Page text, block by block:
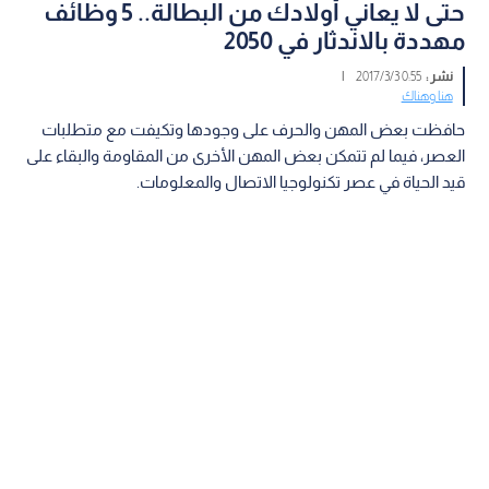
حتى لا يعاني أولادك من البطالة.. 5 وظائف
مهددة بالاندثار في 2050
نشر :0:55 2017/3/3
|
هنا وهناك
حافظت بعض المهن والحرف على وجودها وتكيفت مع متطلبات
العصر، فيما لم تتمكن بعض المهن الأخرى من المقاومة والبقاء على
قيد الحياة في عصر تكنولوجيا الاتصال والمعلومات.